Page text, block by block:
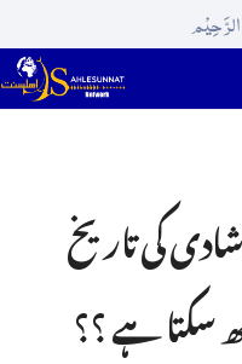
شادی کی تاریخ
سکتا ہے ؟؟